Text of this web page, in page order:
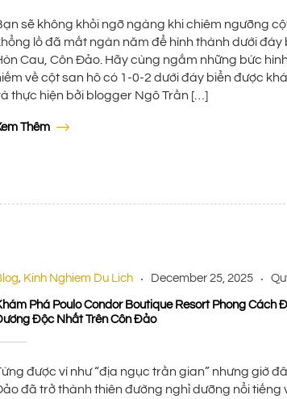
sẽ không khỏi ngỡ ngàng khi chiêm ngưỡng
lồ đã mất ngàn năm để hình thành dưới đáy
Cau, Côn Đảo. Hãy cùng ngắm những bức
về cột san hô có 1-0-2 dưới đáy biển được
thực hiện bởi blogger Ngô Trần […]
Thêm
, Kinh Nghiem Du Lich December 25, 2025
Phá Poulo Condor Boutique Resort Phong Cách
Độc Nhất Trên Côn Đảo
được ví như “địa ngục trần gian” nhưng giờ
đã trở thành thiên đường nghỉ dưỡng nổi tiếng